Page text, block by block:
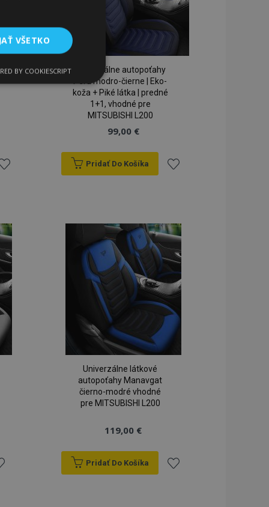
Univerzálne autopoťahy
Peru modro-čierne | Eko-
koža + Piké látka | predné
1+1, vhodné pre
MITSUBISHI L200
99,00 €
Pridať Do Košíka
zoznamu
prianí
Univerzálne látkové
autopoťahy Manavgat
čierno-modré vhodné
pre MITSUBISHI L200
119,00 €
Pridať Do Košíka
VŠETKO
Funkcie
na uľahčenie
aby sa
/
zákazníka
kupujúcim, ako
upozornenia,
napríklad
a rôzne
zobrazených
porovnávaných
BY COOKIESCRIPT